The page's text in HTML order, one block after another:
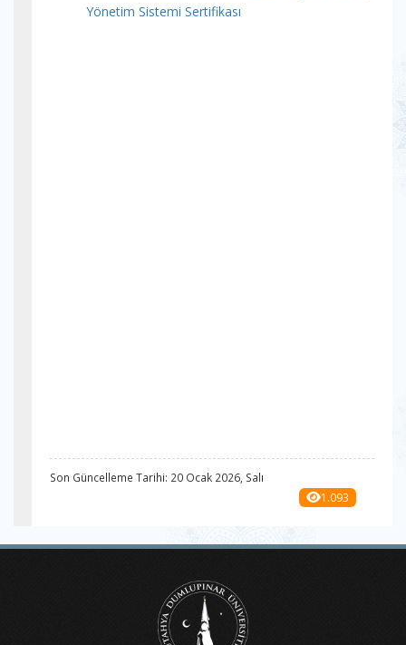
Yönetim Sistemi Sertifikası
Son Güncelleme Tarihi: 20 Ocak 2026, Salı
1.093